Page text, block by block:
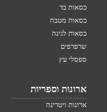
כסאות בד
כסאות מטבח
כסאות לגינה
שרפרפים
ספסלי עץ
ארונות וספריות
ארונות ויטרינה